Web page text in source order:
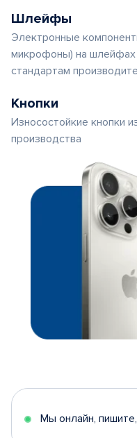
Шлейфы
Электронные
микрофоны) на шлейфах
стандартам
Кнопки
Износостойкие кнопки
производства
Мы онлайн,